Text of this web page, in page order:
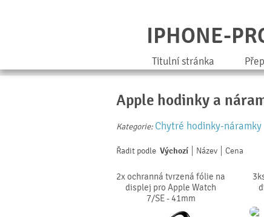
IPHONE-
Titulní stránka
Apple hodinky a
Kategorie: Chytré hodinky-náramky
Řadit podle Výchozí Název Cena
2x ochranná tvrzená fólie na
displej pro Apple Watch
7/SE - 41mm